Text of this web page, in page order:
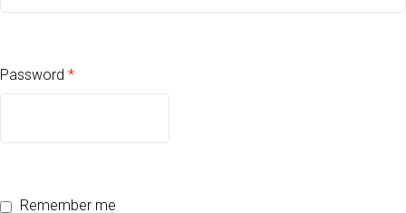
Password *
Remember me